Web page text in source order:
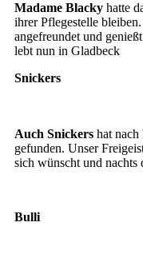
Madame Blackyhatte
ihrer Pflegestelle
angefreundet und
lebt nun in Gladbeck
Snickers
Auch Snickershat nach
gefunden. Unser
sich wünscht und nachts
Bulli